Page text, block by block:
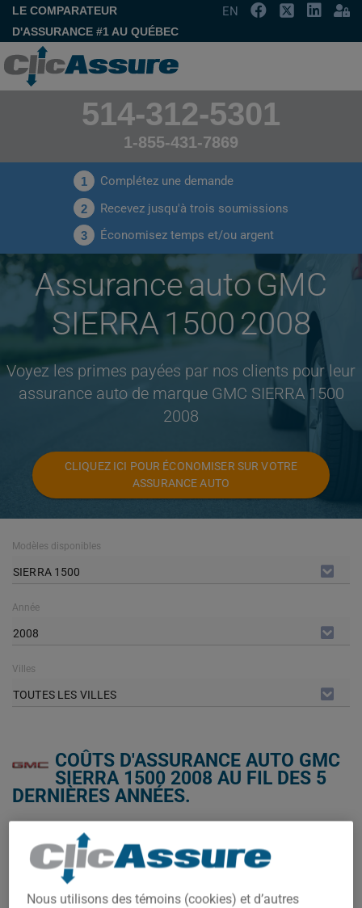
LE COMPARATEUR
D'ASSURANCE #1 AU QUÉBEC
EN
514-312-5301
1-855-431-7869
1 Complétez une demande
2 Recevez jusqu'à trois soumissions
3 Économisez temps et/ou argent
Assurance auto GMC
SIERRA 1500 2008
Voyez les primes payées par nos clients pour leur
assurance auto de marque GMC SIERRA 1500
2008
CLIQUEZ ICI POUR ÉCONOMISER SUR VOTRE
ASSURANCE AUTO
Modèles disponibles
SIERRA 1500
Année
2008
Villes
TOUTES LES VILLES
COÛTS D'ASSURANCE AUTO GMC
SIERRA 1500 2008 AU FIL DES 5
DERNIÈRES ANNÉES.
Nous n'avons pas encore suffisamment de données
d'assurance auto pour ce véhicule.
Essayez un autre modèle ou une autre année, ou
commencez une soumission pour un prix personnalisé.
Nous utilisons des témoins (cookies) et d’autres